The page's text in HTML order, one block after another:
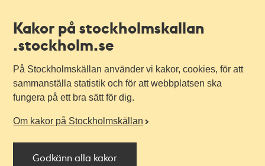
Kakor på stockholmskallan
.stockholm.se
På Stockholmskällan använder vi kakor, cookies, för att
sammanställa statistik och för att webbplatsen ska
fungera på ett bra sätt för dig.
Om kakor på Stockholmskällan
Godkänn alla kakor